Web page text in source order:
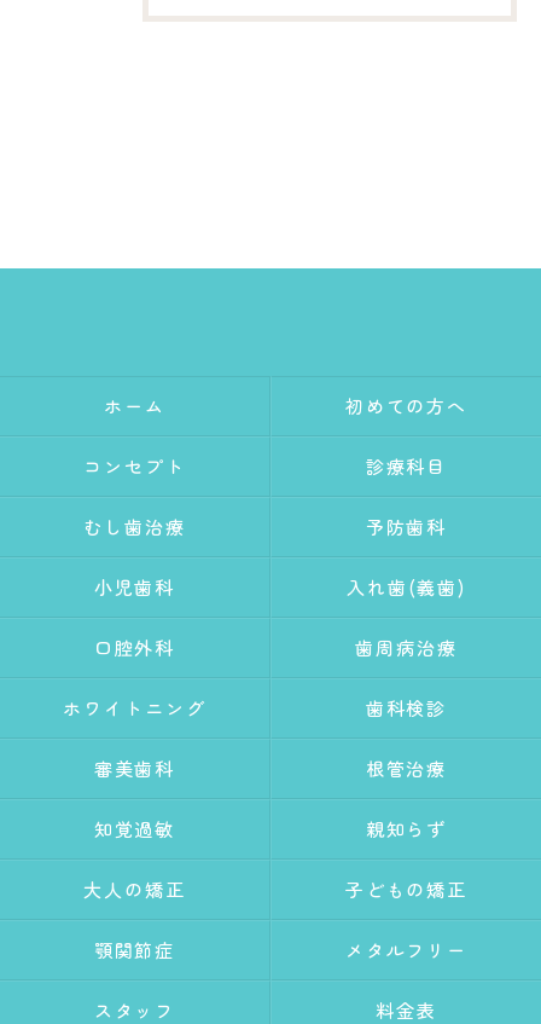
ホーム 初めての方へ
コンセプト 診療科目
むし歯治療 予防歯科
小児歯科 入れ歯(義歯)
口腔外科 歯周病治療
ホワイトニング 歯科検診
審美歯科 根管治療
知覚過敏 親知らず
大人の矯正 子どもの矯正
顎関節症 メタルフリー
スタッフ 料金表